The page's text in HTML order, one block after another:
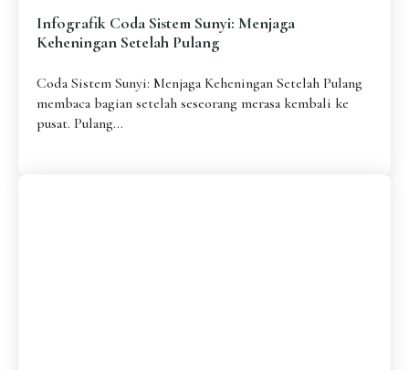
Infografik Coda Sistem Sunyi: Menjaga
Keheningan Setelah Pulang
Coda Sistem Sunyi: Menjaga Keheningan Setelah Pulang
membaca bagian setelah seseorang merasa kembali ke
pusat. Pulang...